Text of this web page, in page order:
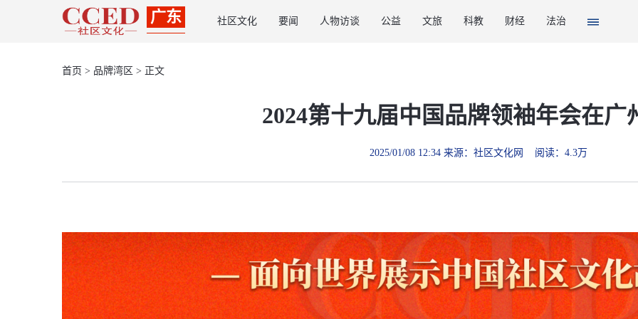
广东 社区文化 要闻 人物访谈 公益 文旅 科教 财经 法治
首页 > 品牌湾区 > 正文
2024第十九届中国品牌领袖年会在广
2025/01/08 12:34 来源：社区文化网 阅读：4.3万